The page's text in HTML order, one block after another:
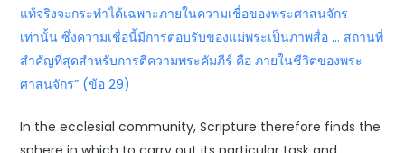
แท้จริงจะกระทำได้เฉพาะภายในความเชื่อของพระศาสนจักร
เท่านั้น ซึ่งความเชื่อนี้มีการตอบรับของแม่พระเป็นภาพสื่อ … สถานที่
สำคัญที่สุดสำหรับการตีความพระคัมภีร์ คือ ภายในชีวิตของพระ
ศาสนจักร” (ข้อ 29)
In the ecclesial community, Scripture therefore finds the